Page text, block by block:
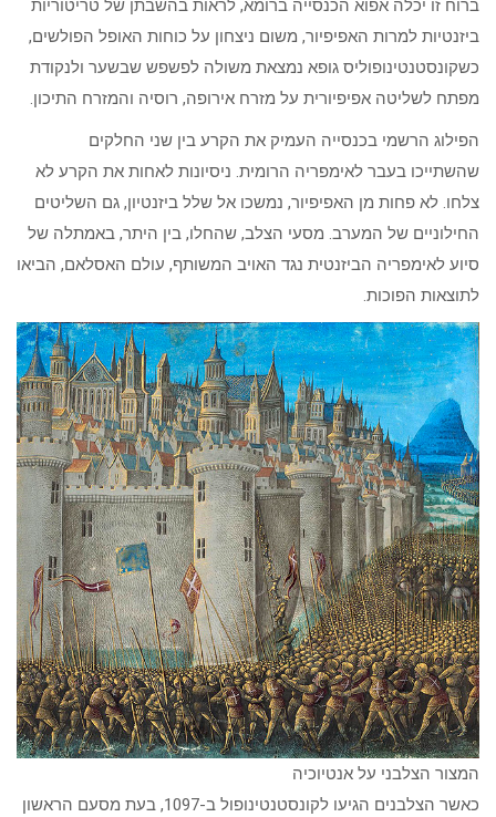
ברוח זו יכלה אפוא הכנסייה ברומא, לראות בהשבתן של טריטוריות
ביזנטיות למרות האפיפיור, משום ניצחון על כוחות האופל הפולשים,
כשקונסטנטינופוליס גופא נמצאת משולה לפשפש שבשער ולנקודת
מפתח לשליטה אפיפיורית על מזרח אירופה, רוסיה והמזרח התיכון.
הפילוג הרשמי בכנסייה העמיק את הקרע בין שני החלקים
שהשתייכו בעבר לאימפריה הרומית. ניסיונות לאחות את הקרע לא
צלחו. לא פחות מן האפיפיור, נמשכו אל שלל ביזנטיון, גם השליטים
החילוניים של המערב. מסעי הצלב, שהחלו, בין היתר, באמתלה של
סיוע לאימפריה הביזנטית נגד האויב המשותף, עולם האסלאם, הביאו
לתוצאות הפוכות.
המצור הצלבני על אנטיוכיה
כאשר הצלבנים הגיעו לקונסטנטינופול ב-1097, בעת מסעם הראשון